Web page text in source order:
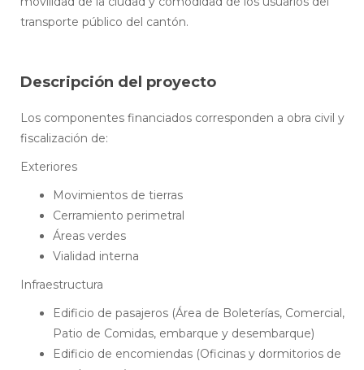
transporte público del cantón.
Descripción del proyecto
Los componentes financiados corresponden a obra civil y
fiscalización de:
Exteriores
Movimientos de tierras
Cerramiento perimetral
Áreas verdes
Vialidad interna
Infraestructura
Edificio de pasajeros (Área de Boleterías, Comercial,
Patio de Comidas, embarque y desembarque)
Edificio de encomiendas (Oficinas y dormitorios de